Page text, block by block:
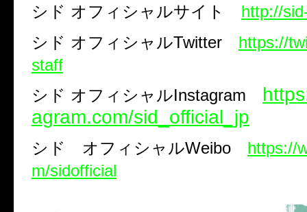
シド オフィシャルサイト http://
シド オフィシャルTwitter
https://
staff
シド オフィシャルInstagram
agram.com/sid_official_jp
シド オフィシャルWeibo
https://
m/sidofficial